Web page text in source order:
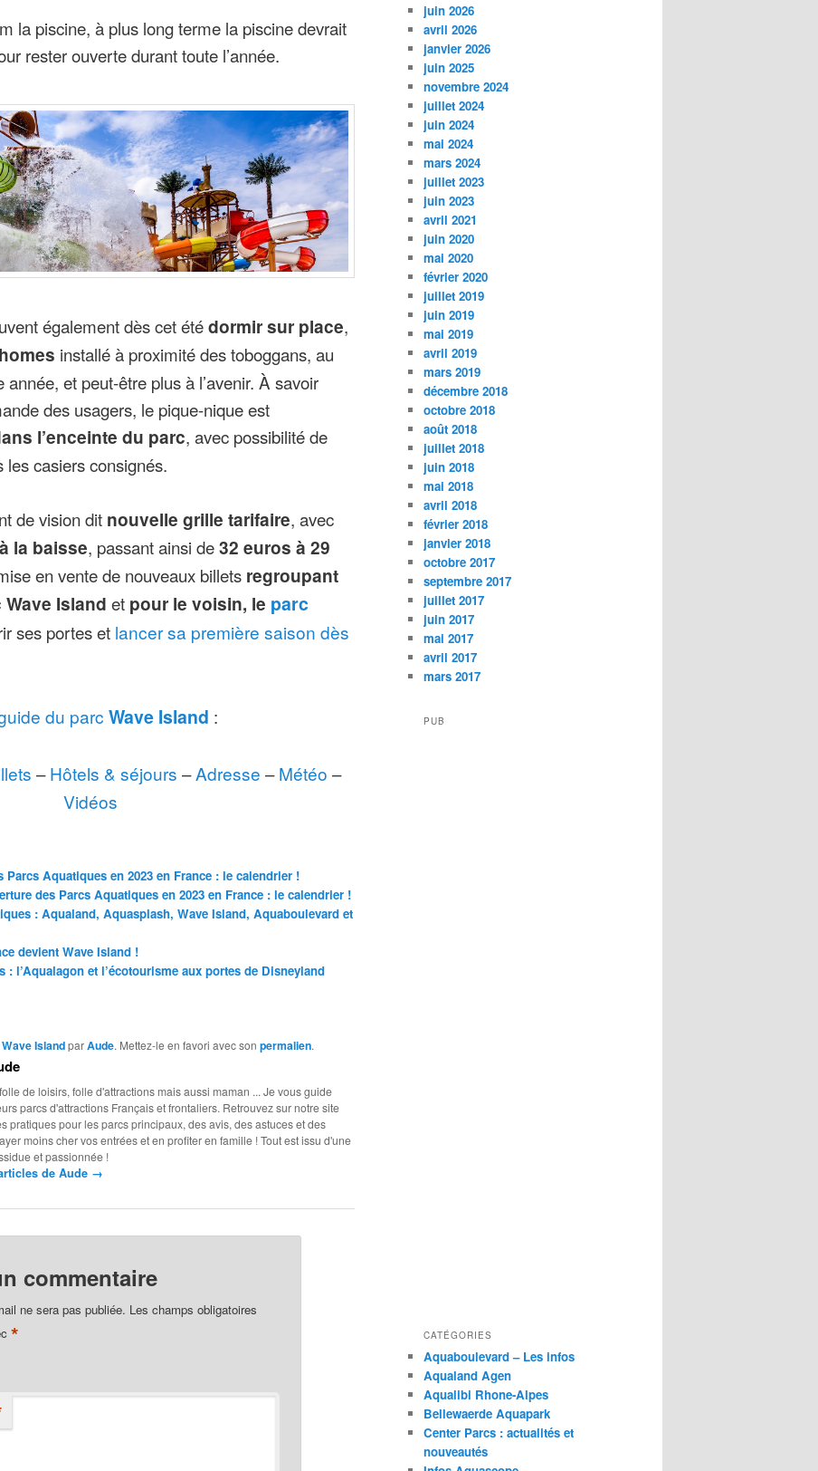
la piscine, à plus long terme la piscine devrait
rester ouverte durant toute l’année.
également dès cet étédormir sur place,
installé à proximité des toboggans, au
et peut-être plus à l’avenir. À savoir
des usagers, le pique-nique est
l’enceinte du parc, avec possibilité de
les casiers consignés.
de vision dit nouvelle grille tarifaire, avec
la baisse, passant ainsi de32 euros à 29
en vente de nouveaux billets regroupant
Wave Island et pour le voisin, le parc
ses portes et lancer sa première saison dès
du parc Wave Island :
–Hôtels & séjours –Adresse –Météo –
Vidéos
Parcs Aquatiques en 2023 en France : le calendrier !
des Parcs Aquatiques en 2023 en France : le calendrier !
: Aqualand, Aquasplash, Wave Island, Aquaboulevard et
devient Wave Island !
: l’Aqualagon et l’écotourisme aux portes de Disneyland
IslandparAude. Mettez-le en favori avec son permalien.
de loisirs, folle d'attractions mais aussi maman ... Je vous guide
parcs d'attractions Français et frontaliers. Retrouvez sur notre site
pratiques pour les parcs principaux, des avis, des astuces et des
moins cher vos entrées et en profiter en famille ! Tout est issu d'une
et passionnée !
de Aude →
commentaire
ne sera pas publiée. Les champs obligatoires
*
juin 2026
avril 2026
janvier 2026
juin 2025
novembre 2024
juillet 2024
juin 2024
mai 2024
mars 2024
juillet 2023
juin 2023
avril 2021
juin 2020
mai 2020
février 2020
juillet 2019
juin 2019
mai 2019
avril 2019
mars 2019
décembre 2018
octobre 2018
août 2018
juillet 2018
juin 2018
mai 2018
avril 2018
février 2018
janvier 2018
octobre 2017
septembre 2017
juillet 2017
juin 2017
mai 2017
avril 2017
mars 2017
PUB
CATÉGORIES
Aquaboulevard – Les infos
Aqualand Agen
Aqualibi Rhone-Alpes
Bellewaerde Aquapark
Center Parcs : actualités et
nouveautés